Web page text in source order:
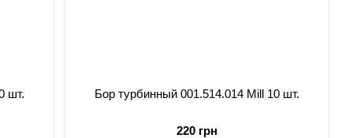
шт. Бор турбинный 001.514.014 Mill 10 шт.
220 грн